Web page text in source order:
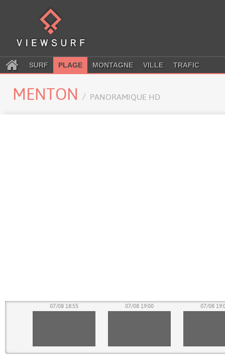
SURF PLAGE MONTAGNE VILLE TRAFIC
MENTON PANORAMIQUE HD
07/08 18:55 07/08 19:00 07/08